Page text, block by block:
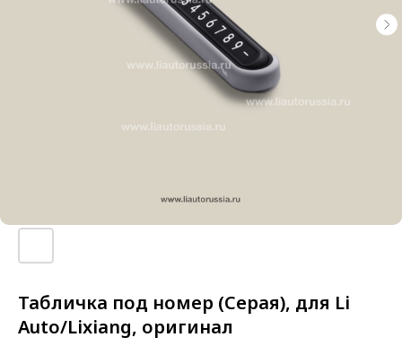
Табличка под номер (Серая), для Li
Auto/Lixiang, оригинал